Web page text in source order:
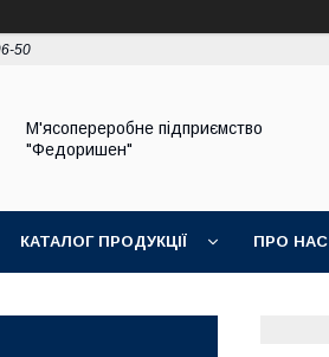
50
М'ясопереробне підприємство
"Федоришен"
КАТАЛОГ ПРОДУКЦІЇ ПРО НАС